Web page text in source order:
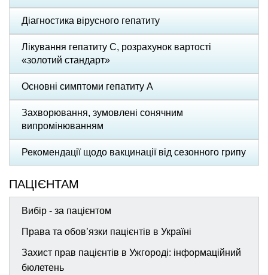
Діагностика вірусного гепатиту
Лікування гепатиту С, розрахунок вартості
«золотий стандарт»
Основні симптоми гепатиту А
Захворювання, зумовлені сонячним
випромінюванням
Рекомендації щодо вакцинації від сезонного грипу
ПАЦІЄНТАМ
Вибір - за пацієнтом
Права та обов’язки пацієнтів в Україні
Захист прав пацієнтів в Ужгороді: інформаційний
бюлетень